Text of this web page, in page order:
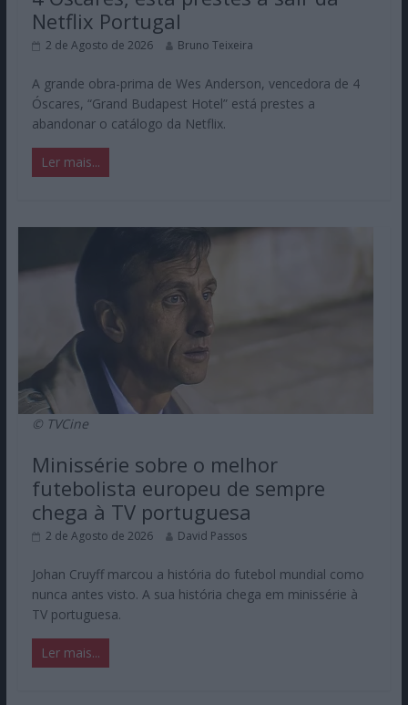
Netflix Portugal
2 de Agosto de 2026 Bruno Teixeira
A grande obra-prima de Wes Anderson, vencedora de 4
Óscares, “Grand Budapest Hotel” está prestes a
abandonar o catálogo da Netflix.
Ler mais...
© TVCine
Minissérie sobre o melhor
futebolista europeu de sempre
chega à TV portuguesa
2 de Agosto de 2026 David Passos
Johan Cruyff marcou a história do futebol mundial como
nunca antes visto. A sua história chega em minissérie à
TV portuguesa.
Ler mais...